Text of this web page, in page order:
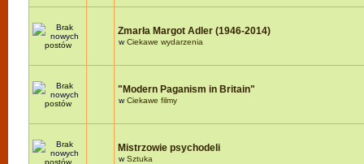
Zmarła Margot Adler (1946-2014)
wCiekawe wydarzenia
"Modern Paganism in Britain"
wCiekawe filmy
Mistrzowie psychodeli
wSztuka